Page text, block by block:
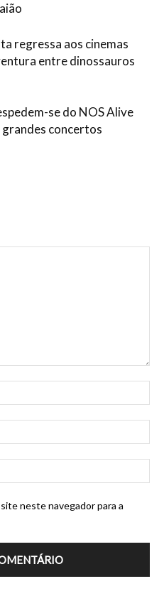
regressa aos cinemas
entre dinossauros
se do NOS Alive
grandes concertos
neste navegador para a